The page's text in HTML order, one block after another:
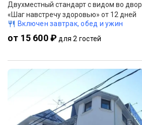
Двухместный стандарт с видом во двор
«Шаг навстречу здоровью» от 12 дней
Включен завтрак, обед и ужин
от 15 600 ₽ для 2 гостей